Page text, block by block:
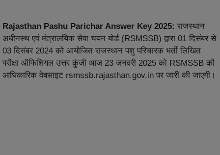
Rajasthan Pashu Parichar Answer Key 2025: राजस्थान
अधीनस्थ एवं मंत्रालयिक सेवा चयन बोर्ड (RSMSSB) द्वारा 01 दिसंबर से
03 दिसंबर 2024 को आयोजित राजस्थान पशु परिचारक भर्ती लिखित
परीक्षा ऑफिशियल उत्तर कुंजी आज 23 जनवरी 2025 को RSMSSB की
आधिकारिक वेबसाइट rsmssb.rajasthan.gov.in पर जारी की जाएगी।